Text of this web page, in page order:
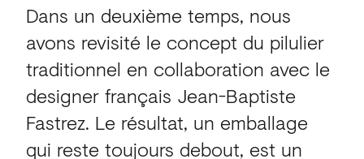
Dans un deuxième temps, nous
avons revisité le concept du pilulier
traditionnel en collaboration avec le
designer français Jean-Baptiste
Fastrez. Le résultat, un emballage
qui reste toujours debout, est un